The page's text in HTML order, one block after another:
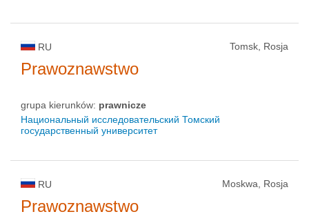
RU Tomsk, Rosja
Prawoznawstwo
grupa kierunków: prawnicze
Национальный исследовательский Томский
государственный университет
RU Moskwa, Rosja
Prawoznawstwo